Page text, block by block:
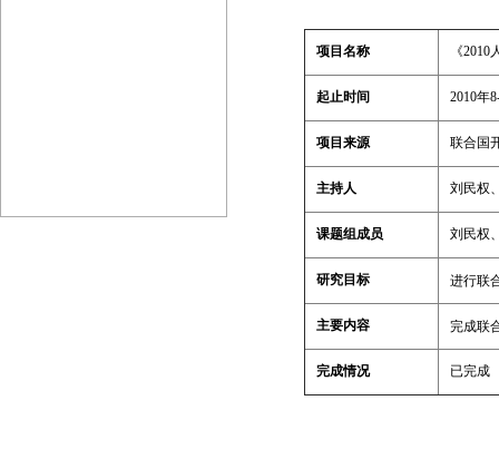
项目名称 《
起止时间 2010年
项目来源 联合国
主持人 刘民权
课题组成员 刘民权
研究目标 进行联
主要内容 完成联
完成情况 已完成